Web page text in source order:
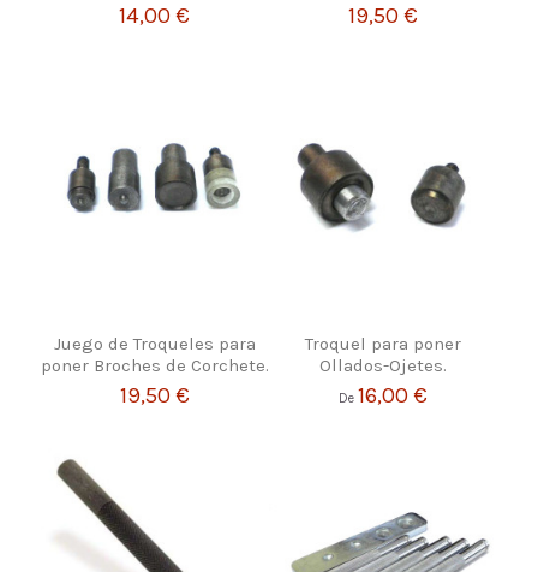
14,00 € 19,50 €
Juego de Troqueles para
poner Broches de Corchete.
19,50 €
Troquel para poner
Ollados-Ojetes.
De 16,00 €